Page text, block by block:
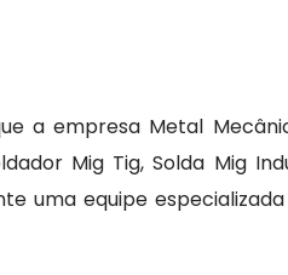
a empresa Metal
Mig Tig, Solda Mig
uma equipe